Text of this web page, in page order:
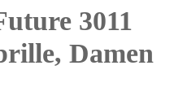
3011
Damen